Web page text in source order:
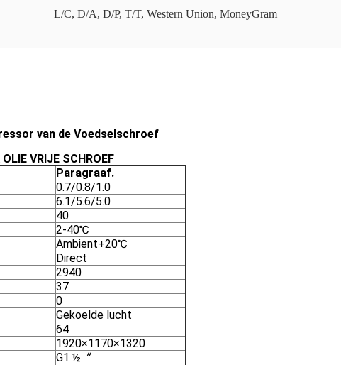
L/C, D/A, D/P, T/T, Western Union, MoneyGram
van de Voedselschroef
OLIE VRIJE SCHROEF
Paragraaf.
0.7/0.8/1.0
6.1/5.6/5.0
40
2-40℃
Ambient+20℃
Direct
2940
37
0
Gekoelde lucht
64
1920×1170×1320
G1 ½〞